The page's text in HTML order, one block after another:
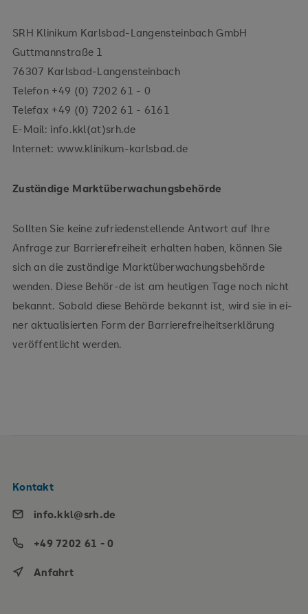
SRH Klinikum Karlsbad-Langensteinbach GmbH
Guttmannstraße 1
76307 Karlsbad-Langensteinbach
Telefon +49 (0) 7202 61 - 0
Telefax +49 (0) 7202 61 - 6161
E-Mail: info.kkl(at)srh.de
Internet: www.klinikum-karlsbad.de
Zuständige Marktüberwachungsbehörde
Sollten Sie keine zufriedenstellende Antwort auf Ihre
Anfrage zur Barrierefreiheit erhalten haben, können Sie
sich an die zuständige Marktüberwachungsbehörde
wenden. Diese Behör-de ist am heutigen Tage noch nicht
bekannt. Sobald diese Behörde bekannt ist, wird sie in ei-
ner aktualisierten Form der Barrierefreiheitserklärung
veröffentlicht werden.
Kontakt
info.kkl@srh.de
+49 7202 61 - 0
Anfahrt